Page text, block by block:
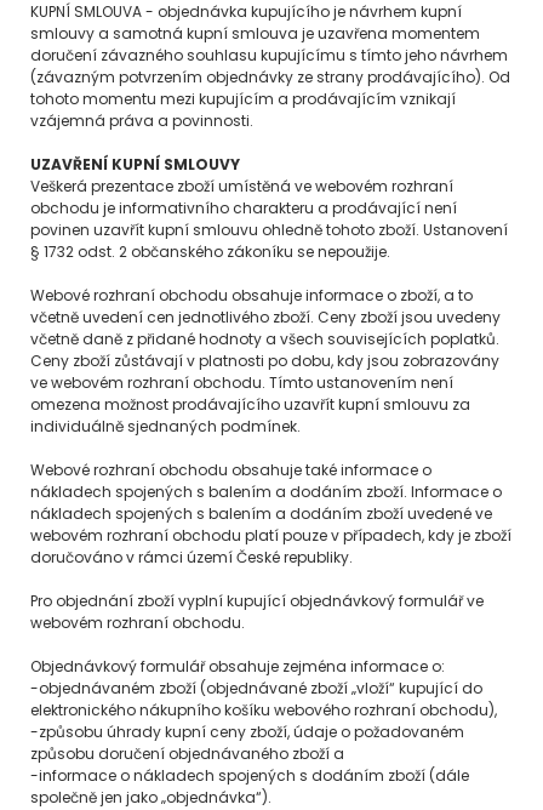
KUPNÍ SMLOUVA - objednávka kupujícího je návrhem kupní
smlouvy a samotná kupní smlouva je uzavřena momentem
doručení závazného souhlasu kupujícímu s tímto jeho návrhem
(závazným potvrzením objednávky ze strany prodávajícího). Od
tohoto momentu mezi kupujícím a prodávajícím vznikají
vzájemná práva a povinnosti.
UZAVŘENÍ KUPNÍ SMLOUVY
Veškerá prezentace zboží umístěná ve webovém rozhraní
obchodu je informativního charakteru a prodávající není
povinen uzavřít kupní smlouvu ohledně tohoto zboží. Ustanovení
§ 1732 odst. 2 občanského zákoníku se nepoužije.
Webové rozhraní obchodu obsahuje informace o zboží, a to
včetně uvedení cen jednotlivého zboží. Ceny zboží jsou uvedeny
včetně daně z přidané hodnoty a všech souvisejících poplatků.
Ceny zboží zůstávají v platnosti po dobu, kdy jsou zobrazovány
ve webovém rozhraní obchodu. Tímto ustanovením není
omezena možnost prodávajícího uzavřít kupní smlouvu za
individuálně sjednaných podmínek.
Webové rozhraní obchodu obsahuje také informace o
nákladech spojených s balením a dodáním zboží. Informace o
nákladech spojených s balením a dodáním zboží uvedené ve
webovém rozhraní obchodu platí pouze v případech, kdy je zboží
doručováno v rámci území České republiky.
Pro objednání zboží vyplní kupující objednávkový formulář ve
webovém rozhraní obchodu.
Objednávkový formulář obsahuje zejména informace o:
-objednávaném zboží (objednávané zboží „vloží“ kupující do
elektronického nákupního košíku webového rozhraní obchodu),
-způsobu úhrady kupní ceny zboží, údaje o požadovaném
způsobu doručení objednávaného zboží a
-informace o nákladech spojených s dodáním zboží (dále
společně jen jako „objednávka“).